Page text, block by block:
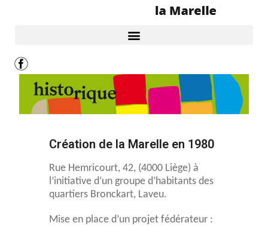
Création de la Marelle en 1980
Rue Hemricourt, 42, (4000 Liège) à
l’initiative d’un groupe d’habitants des
quartiers Bronckart, Laveu.
Mise en place d’un projet fédérateur :